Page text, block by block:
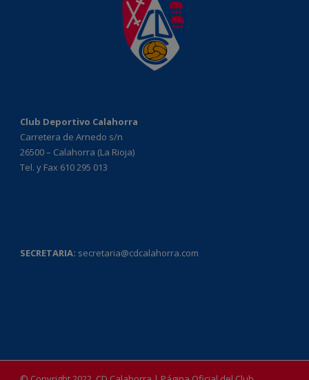
Club Deportivo Calahorra
Carretera de Arnedo s/n
26500 – Calahorra (La Rioja)
Tel. y Fax 610 295 013
SECRETARIA: secretaria@cdcalahorra.com